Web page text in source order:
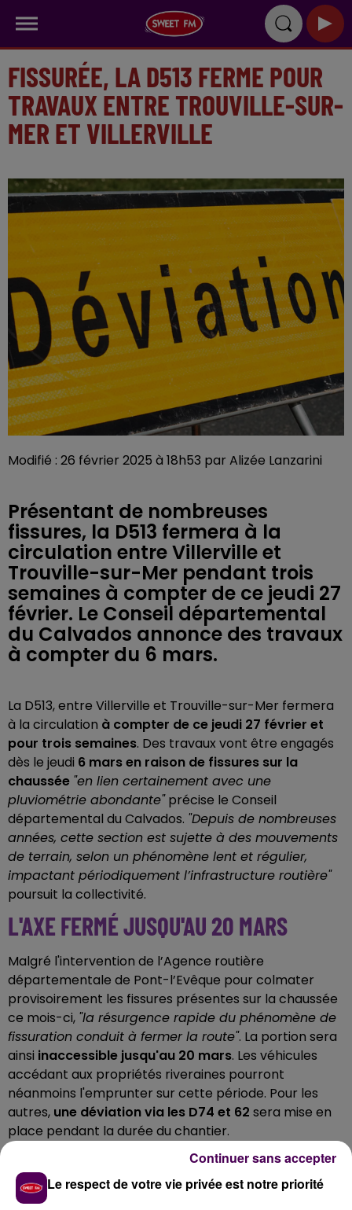
FISSURÉE, LA D513 FERME POUR
TRAVAUX ENTRE TROUVILLE-SUR-
MER ET VILLERVILLE
Modifié : 26 février 2025 à 18h53 par Alizée Lanzarini
Présentant de nombreuses
fissures, la D513 fermera à la
circulation entre Villerville et
Trouville-sur-Mer pendant trois
semaines à compter de ce jeudi 27
février. Le Conseil départemental
du Calvados annonce des travaux
à compter du 6 mars.
La D513, entre Villerville et Trouville-sur-Mer fermera
à la circulation à compter de ce jeudi 27 février et
pour trois semaines. Des travaux vont être engagés
dès le jeudi 6 mars en raison de fissures sur la
chaussée "en lien certainement avec une
pluviométrie abondante"précise le Conseil
départemental du Calvados. "Depuis de nombreuses
années, cette section est sujette à des mouvements
de terrain, selon un phénomène lent et régulier,
impactant périodiquement l’infrastructure routière"
poursuit la collectivité.
L'AXE FERMÉ JUSQU'AU 20 MARS
Malgré l'intervention de l’Agence routière
départementale de Pont-l’Evêque pour colmater
provisoirement les fissures présentes sur la chaussée
ce mois-ci, "la résurgence rapide du phénomène de
fissuration conduit à fermer la route". La portion sera
ainsi inaccessible jusqu'au 20 mars. Les véhicules
accédant aux propriétés riveraines pourront
néanmoins l'emprunter sur cette période. Pour les
autres, une déviation via les D74 et 62 sera mise en
place pendant la durée du chantier.
Le respect de votre vie privée est notre priorité
Continuer sans accepter